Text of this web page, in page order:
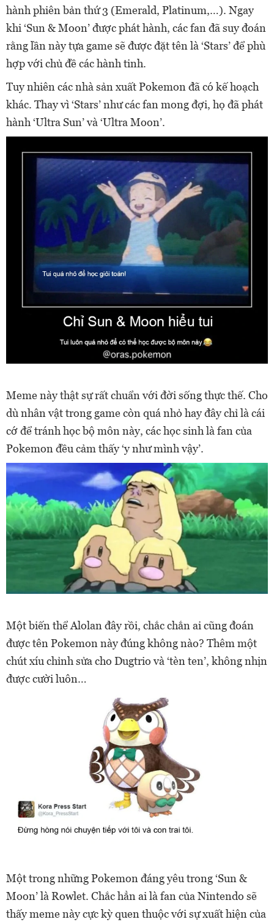
hành phiên bản thứ 3 (Emerald, Platinum,…). Ngay
khi ‘Sun & Moon’ được phát hành, các fan đã suy đoán
rằng lần này tựa game sẽ được đặt tên là ‘Stars’ để phù
hợp với chủ đề các hành tinh.
Tuy nhiên các nhà sản xuất Pokemon đã có kế hoạch
khác. Thay vì ‘Stars’ như các fan mong đợi, họ đã phát
hành ‘Ultra Sun’ và ‘Ultra Moon’.
Meme này thật sự rất chuẩn với đời sống thực thế. Cho
dù nhân vật trong game còn quá nhỏ hay đây chỉ là cái
cớ để tránh học bộ môn này, các học sinh là fan của
Pokemon đều cảm thấy ‘y như mình vậy’.
Một biến thể Alolan đây rồi, chắc chắn ai cũng đoán
được tên Pokemon này đúng không nào? Thêm một
chút xíu chỉnh sửa cho Dugtrio và ‘tèn ten’, không nhịn
được cười luôn…
Một trong những Pokemon đáng yêu trong ‘Sun &
Moon’ là Rowlet. Chắc hẳn ai là fan của Nintendo sẽ
thấy meme này cực kỳ quen thuộc với sự xuất hiện của